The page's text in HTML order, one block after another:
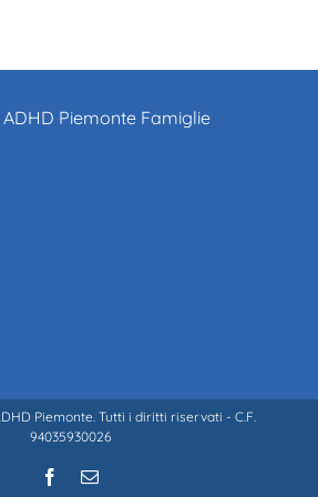
ADHD Piemonte Famiglie
Piemonte. Tutti i diritti riservati - C.F.
94035930026
Facebook
Email